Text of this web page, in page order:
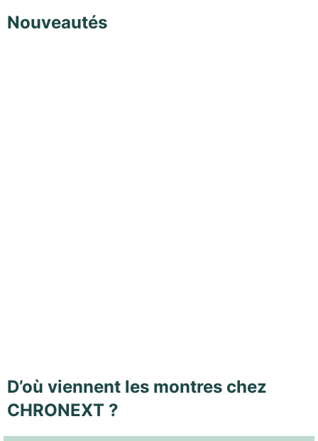
Nouveautés
D’où viennent les montres chez
CHRONEXT ?